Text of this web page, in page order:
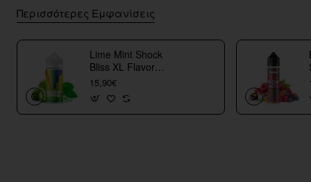
Περισσότερες Εμφανίσεις
Lime Mint Shock
Bliss XL Flavor
Shots
15,90€